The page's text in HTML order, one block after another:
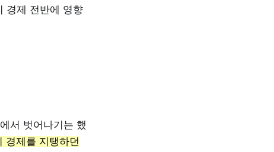
경제 전반에 영향
서 벗어나기는 했
경제를 지탱하던